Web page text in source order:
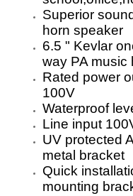
Superior
horn speaker
6.5 " Kevlar
way PA music
Rated power
100V
Waterproof
Line input
UV protected
metal bracket
Quick
mounting